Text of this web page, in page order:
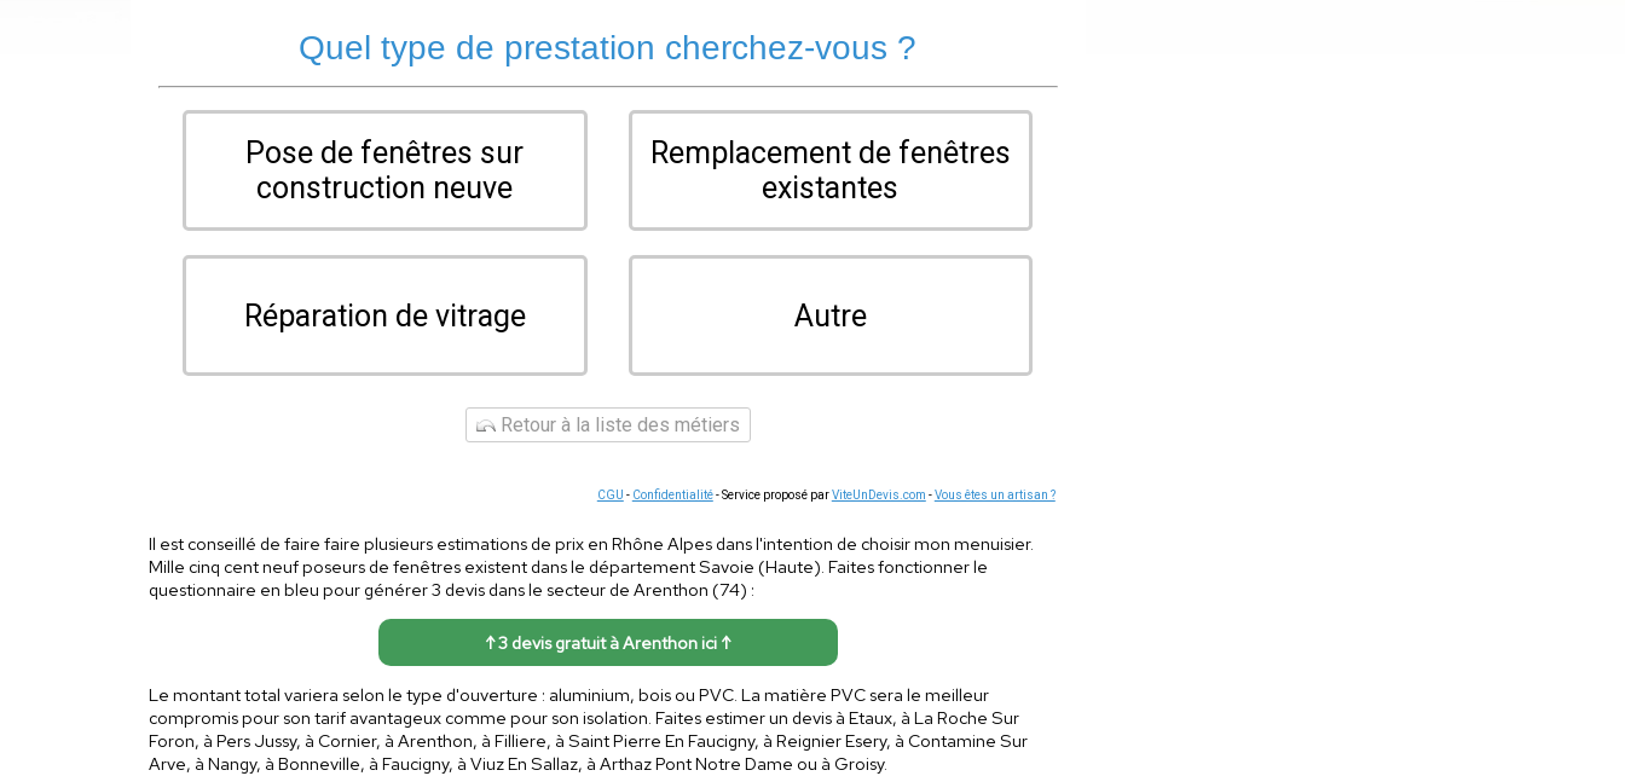
Quel type de prestation cherchez-vous ?
Pose de fenêtres sur
construction neuve
Remplacement de fenêtres
existantes
Réparation de vitrage Autre
Retour à la liste des métiers
CGU - Confidentialité- Service proposé parViteUnDevis.com -Vous êtes un artisan ?
Il est conseillé de faire faire plusieurs estimations de prix en Rhône Alpes dans l'intention de choisir mon menuisier.
Mille cinq cent neuf poseurs de fenêtres existent dans le département Savoie (Haute). Faites fonctionner le
questionnaire en bleu pour générer 3 devis dans le secteur de Arenthon (74) :
↑ 3 devis gratuit à Arenthon ici ↑
Le montant total variera selon le type d'ouverture : aluminium, bois ou PVC. La matière PVC sera le meilleur
compromis pour son tarif avantageux comme pour son isolation. Faites estimer un devis à Etaux, à La Roche Sur
Foron, à Pers Jussy, à Cornier, à Arenthon, à Filliere, à Saint Pierre En Faucigny, à Reignier Esery, à Contamine Sur
Arve, à Nangy, à Bonneville, à Faucigny, à Viuz En Sallaz, à Arthaz Pont Notre Dame ou à Groisy.